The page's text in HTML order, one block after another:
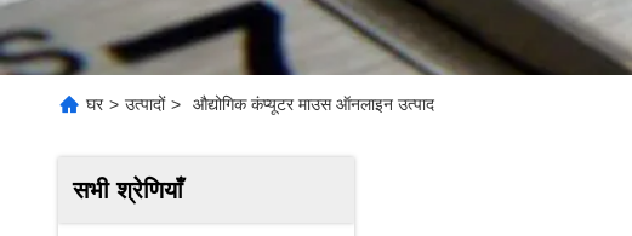
घर > उत्पादों > औद्योगिक कंप्यूटर माउस ऑनलाइन उत्पाद
सभी श्रेणियाँ